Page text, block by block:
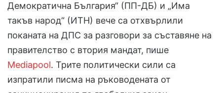
Демократична България“ (ПП-ДБ) и „Има
такъв народ“ (ИТН) вече са отхвърлили
поканата на ДПС за разговори за съставяне на
правителство с втория мандат, пише
Mediapool. Трите политически сили са
изпратили писма на ръководената от